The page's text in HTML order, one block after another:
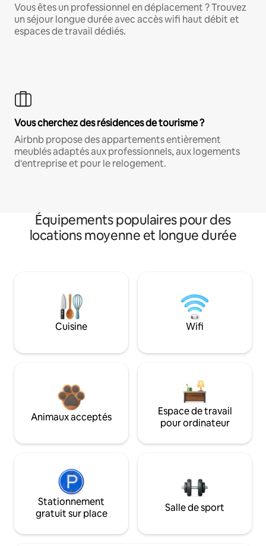
Vous êtes un professionnel en déplacement ? Trouvez
un séjour longue durée avec accès wifi haut débit et
espaces de travail dédiés.
Vous cherchez des résidences de tourisme ?
Airbnb propose des appartements entièrement
meublés adaptés aux professionnels, aux logements
d'entreprise et pour le relogement.
Équipements populaires pour des
locations moyenne et longue durée
Cuisine Wifi
Animaux acceptés
Espace de travail
pour ordinateur
Stationnement
gratuit sur place
Salle de sport